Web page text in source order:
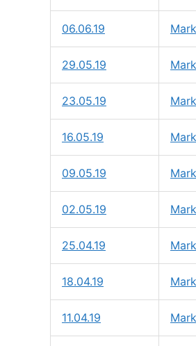
06.06.19
29.05.19
23.05.19
16.05.19
09.05.19
02.05.19
25.04.19
18.04.19
11.04.19